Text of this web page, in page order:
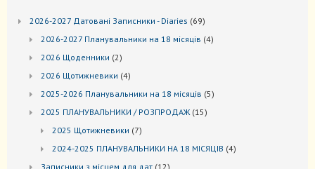
2026-2027 Датовані Записники - Diaries 6969
2026-2027 Планувальники на 18 місяців 44
2026 Щоденники 22
2026 Щотижневики 44
2025-2026 Планувальники на 18 місяців 55
2025 ПЛАНУВАЛЬНИКИ / РОЗПРОДАЖ 1515
2025 Щотижневики 77
2024-2025 ПЛАНУВАЛЬНИКИ НА 18 МІСЯЦІВ 44
Записники з місцем для дат 1212